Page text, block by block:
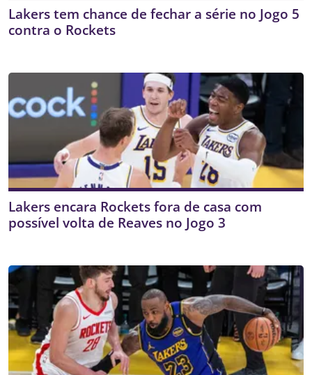
Lakers tem chance de fechar a série no Jogo 5
contra o Rockets
Lakers encara Rockets fora de casa com
possível volta de Reaves no Jogo 3